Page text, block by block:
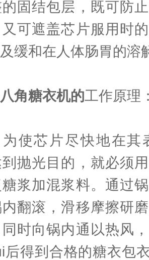
固结包层，既可防
可遮盖芯片服用时
缓和在人体肠胃的溶
八角糖衣机的工作原理
芯片尽快地在其
抛光目的，就必须
浆加混浆料。通过
翻滚，滑移摩擦研
时向锅内通以热风
后得到合格的糖衣包